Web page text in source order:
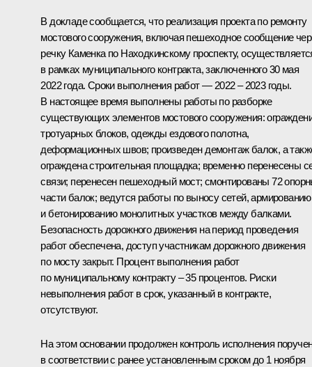
В докладе сообщается, что реализация проекта по ремонту
мостового сооружения, включая пешеходное сообщение
речку Каменка по Находкинскому проспекту,
в рамках муниципального контракта, заключенного 30 мая
2022 года. Сроки выполнения работ — 2022 – 2023 годы.
В настоящее время выполнены работы по разборке
существующих элементов мостового сооружения:
тротуарных блоков, одежды ездового полотна,
деформационных швов; произведен демонтаж балок, а
ограждена строительная площадка; временно перенесены
связи; перенесен пешеходный мост; смонтированы 72
части балок; ведутся работы по выносу сетей, армированию
и бетонированию монолитных участков между балками.
Безопасность дорожного движения на период проведения
работ обеспечена, доступ участникам дорожного движения
по мосту закрыт. Процент выполнения работ
по муниципальному контракту – 35 процентов. Риски
невыполнения работ в срок, указанный в контракте,
отсутствуют.
На этом основании продолжен контроль исполнения
в соответствии с ранее установленным сроком до 1 ноября